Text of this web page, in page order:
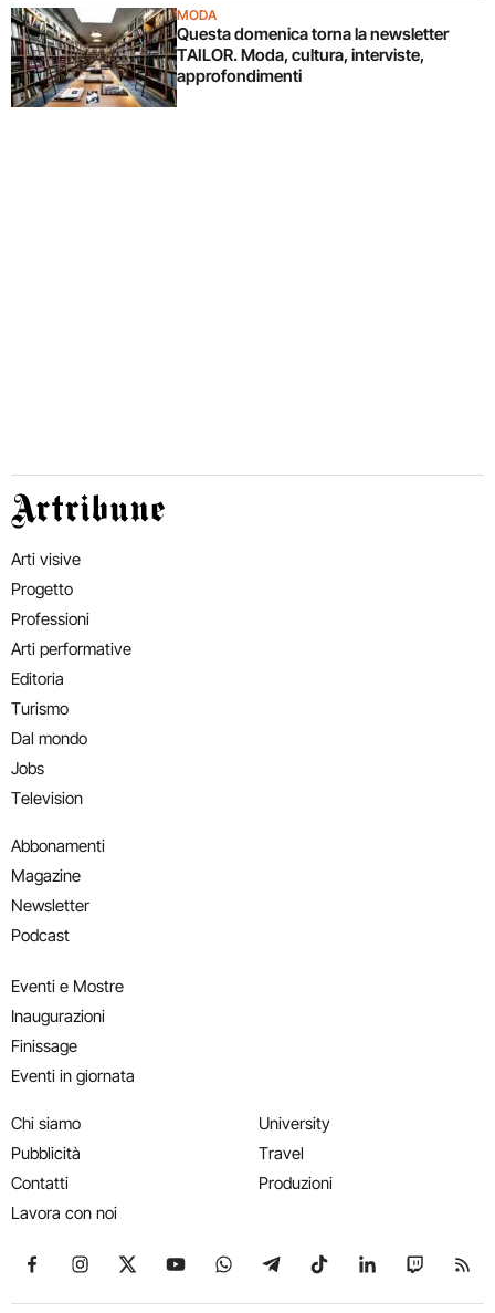
MODA
Questa domenica torna la newsletter
TAILOR. Moda, cultura, interviste,
approfondimenti
Artribune
Arti visive
Progetto
Professioni
Arti performative
Editoria
Turismo
Dal mondo
Jobs
Television
Abbonamenti
Magazine
Newsletter
Podcast
Eventi e Mostre
Inaugurazioni
Finissage
Eventi in giornata
Chi siamo
Pubblicità
Contatti
Lavora con noi
University
Travel
Produzioni
Seguici su Facebook
Seguici su Instagram
Seguici su X
Seguici su YouTube
Seguici su WhatsApp
Seguici su Telegram
Seguici su TikTok
Seguici su
Seguici